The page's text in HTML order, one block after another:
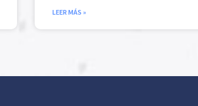
LEER MÁS »